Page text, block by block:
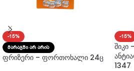
-15%
ᲛᲐᲠᲐᲒᲨᲘ ᲐᲠ ᲐᲠᲘᲡ
ფრიზერი – ფორთოხალი 24ც
-15%
შიკი
1347